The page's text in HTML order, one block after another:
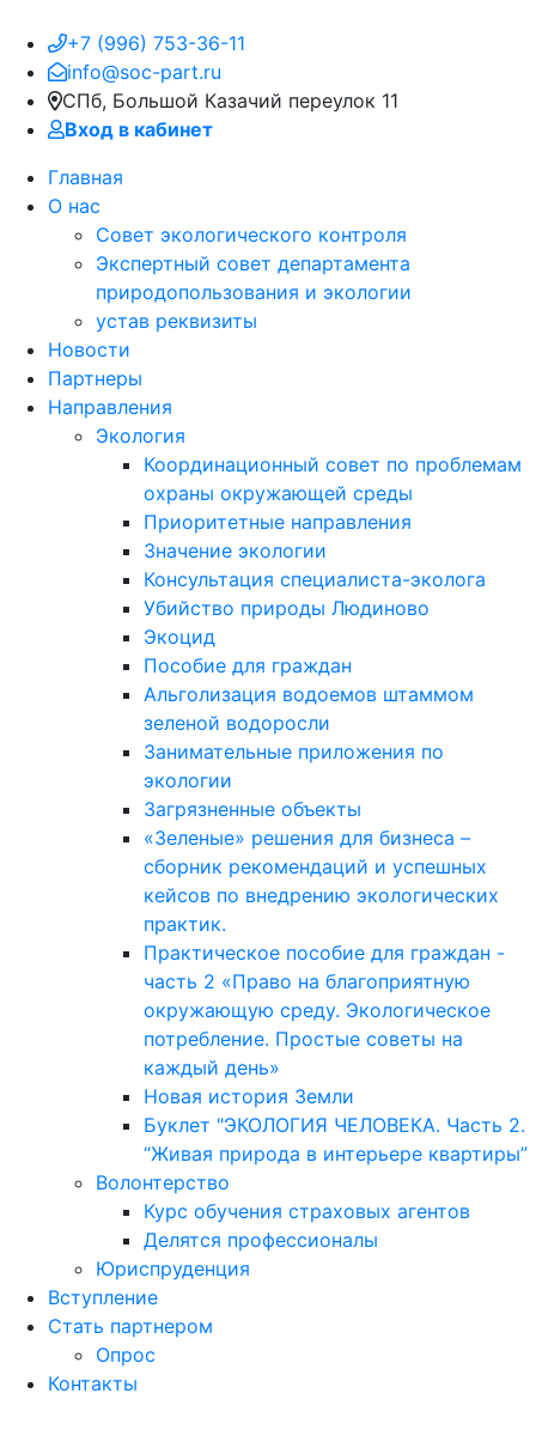
+7 (996) 753-36-11
info@soc-part.ru
СПб, Большой Казачий переулок 11
Вход в кабинет
Главная
О нас
Совет экологического контроля
Экспертный совет департамента
природопользования и экологии
устав реквизиты
Новости
Партнеры
Направления
Экология
Координационный совет по проблемам
охраны окружающей среды
Приоритетные направления
Значение экологии
Консультация специалиста-эколога
Убийство природы Людиново
Экоцид
Пособие для граждан
Альголизация водоемов штаммом
зеленой водоросли
Занимательные приложения по
экологии
Загрязненные объекты
«Зеленые» решения для бизнеса –
сборник рекомендаций и успешных
кейсов по внедрению экологических
практик.
Практическое пособие для граждан -
часть 2 «Право на благоприятную
окружающую среду. Экологическое
потребление. Простые советы на
каждый день»
Новая история Земли
Буклет "ЭКОЛОГИЯ ЧЕЛОВЕКА. Часть 2.
“Живая природа в интерьере квартиры”
Волонтерство
Курс обучения страховых агентов
Делятся профессионалы
Юриспруденция
Вступление
Стать партнером
Опрос
Контакты